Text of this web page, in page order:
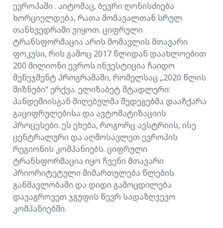
ევროპაში . აიტომაც, ბევრი ღონისძიება
ხორციელდება, რათა მომავალთან სრულ
თანხვედრაში ვიყოთ. ციფრული
ტრანსფორმაცია არის მომავლის მთავარი
ფოკუსი, რის გამოც 2017 წლიდან დაახლოებით
200 მილიონი ევროს ინვესტიცია ჩაიდო
მენეჯმენტ პროგრამაში, რომელსაც „2020 წლის
მიზნები“ ერქვა. ელიზაბეტ შტადლერი:
პანდემიისგან მიღებულმა შედეგებმა დააჩქარა
გაციფრულებისა და ავტომატიზაციის
პროცესები. ეს ეხება, როგორც ავსტრიის, ისე
ცენტრალური და აღმოსავლეთ ევროპის
რეგიონის კომპანიებს. ციფრული
ტრანსფორმაცია იყო ჩვენი მთავარი
პრიორიტეტული მიმართულება წლების
განმავლობაში და დიდი გამოცდილება
დავაგროვეთ ჯგუფის წევრ სადაზღვევო
კომპანიებში.